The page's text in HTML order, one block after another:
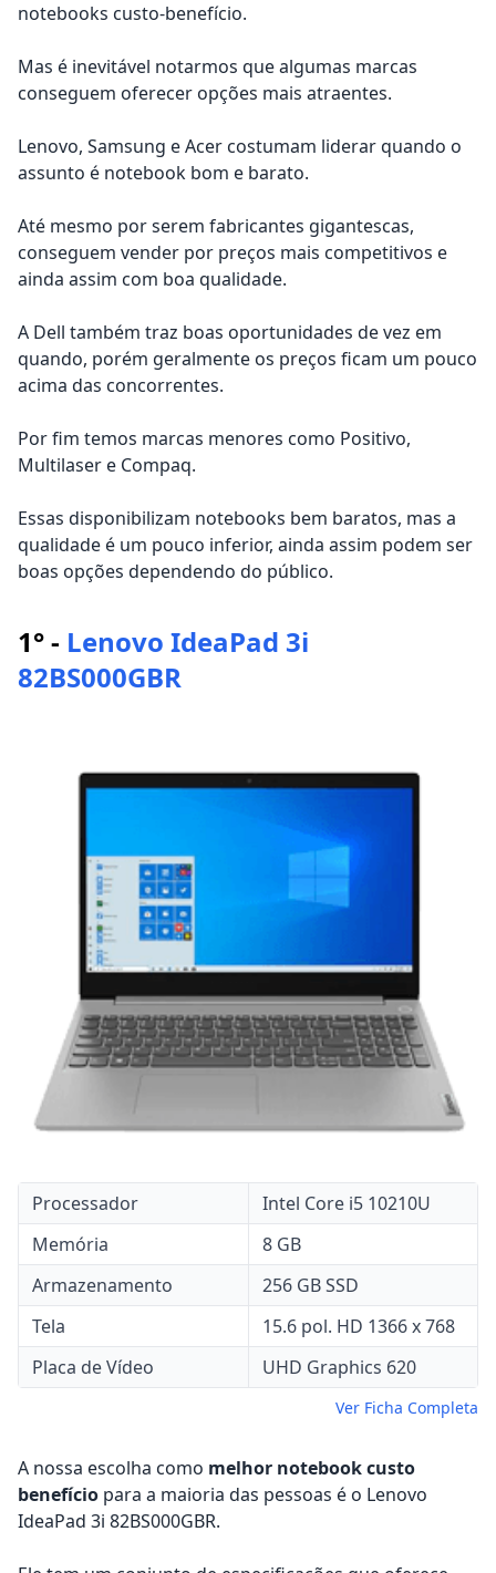
notebooks custo-benefício.
Mas é inevitável notarmos que algumas marcas
conseguem oferecer opções mais atraentes.
Lenovo, Samsung e Acer costumam liderar quando o
assunto é notebook bom e barato.
Até mesmo por serem fabricantes gigantescas,
conseguem vender por preços mais competitivos e
ainda assim com boa qualidade.
A Dell também traz boas oportunidades de vez em
quando, porém geralmente os preços ficam um pouco
acima das concorrentes.
Por fim temos marcas menores como Positivo,
Multilaser e Compaq.
Essas disponibilizam notebooks bem baratos, mas a
qualidade é um pouco inferior, ainda assim podem ser
boas opções dependendo do público.
1° - Lenovo IdeaPad 3i
82BS000GBR
Processador
Intel Core i5 10210U
Memória
8 GB
Armazenamento
256 GB SSD
Tela
15.6 pol. HD 1366 x 768
Placa de Vídeo
UHD Graphics 620
Ver Ficha Completa
A nossa escolha como melhor notebook custo
benefício para a maioria das pessoas é o Lenovo
IdeaPad 3i 82BS000GBR.